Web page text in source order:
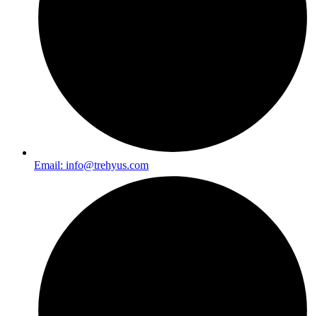
Email: info@trehyus.com